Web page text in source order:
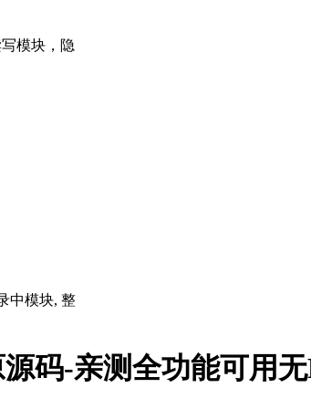
模块，隐
中模块, 整
码-亲测全功能可用